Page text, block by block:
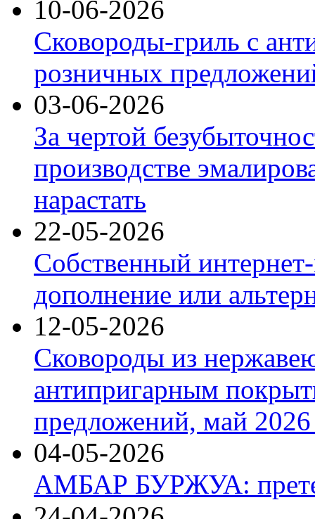
10-06-2026
Сковороды-гриль с
розничных
03-06-2026
За чертой
производстве
нарастать
22-05-2026
Собственный
дополнение или
12-05-2026
Сковороды из
антипригарным
предложений, май 2026
04-05-2026
АМБАР БУРЖУА: